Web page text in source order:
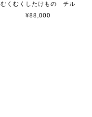
むくむくしたけもの チル
¥88,000